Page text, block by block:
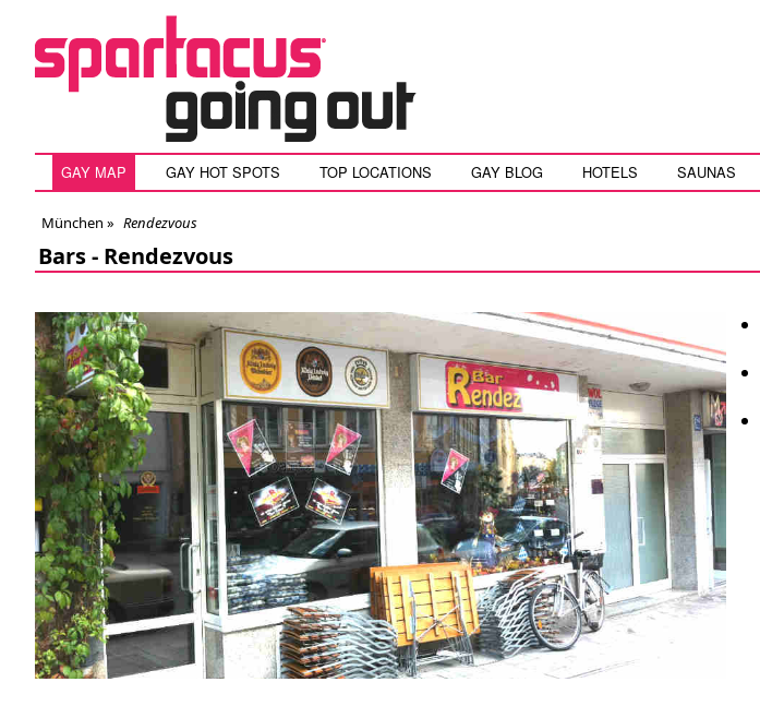
GAY MAP GAY HOT SPOTS TOP LOCATIONS GAY BLOG HOTELS SAUNAS
München » Rendezvous
Bars - Rendezvous